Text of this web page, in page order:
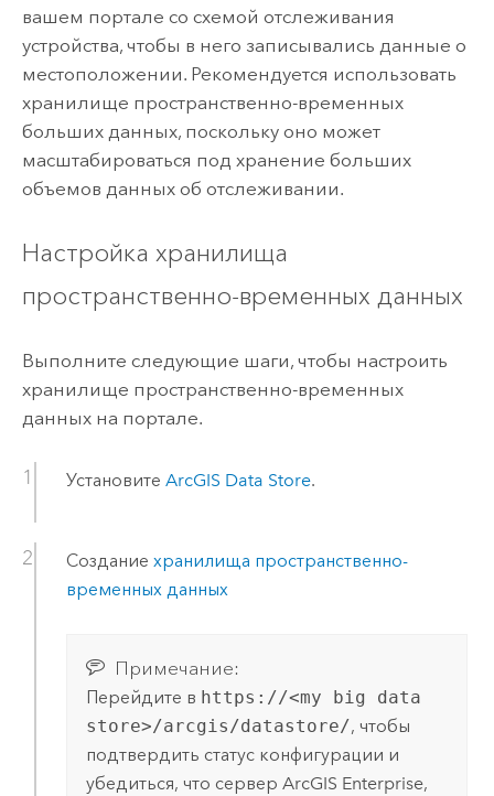
вашем портале со схемой отслеживания
устройства, чтобы в него записывались данные о
местоположении. Рекомендуется использовать
хранилище пространственно-временных
больших данных, поскольку оно может
масштабироваться под хранение больших
объемов данных об отслеживании.
Настройка хранилища
пространственно-временных данных
Выполните следующие шаги, чтобы настроить
хранилище пространственно-временных
данных на портале.
Установите ArcGIS Data Store.
Создание хранилища пространственно-
временных данных
Примечание:
Перейдите в https://<my big data
store>/arcgis/datastore/, чтобы
подтвердить статус конфигурации и
убедиться, что сервер ArcGIS Enterprise,